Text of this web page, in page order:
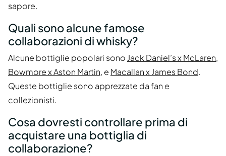
sapore.
Quali sono alcune famose
collaborazioni di whisky?
Alcune bottiglie popolari sono Jack Daniel’s x McLaren,
Bowmore x Aston Martin, e Macallan x James Bond.
Queste bottiglie sono apprezzate da fan e
collezionisti.
Cosa dovresti controllare prima di
acquistare una bottiglia di
collaborazione?